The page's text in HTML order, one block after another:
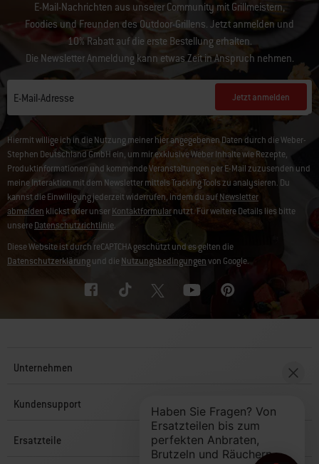
E-Mail-Nachrichten aus unserer Community mit Grillmeistern,
Foodies und Freunden des Outdoor-Grillens. Jetzt anmelden und
10% Rabatt auf die erste Bestellung erhalten.
Die Newsletter Anmeldung kann etwas Zeit in Anspruch nehmen.
E-Mail-Adresse Jetzt anmelden
Hiermit willige ich in die Nutzung meiner hier angegebenen Daten durch die Weber-
Stephen Deutschland GmbH ein, um mir exklusive Weber Inhalte wie Rezepte,
Produktinformationen und kommende Veranstaltungen per E-Mail zuzusenden und
meine Interaktion mit dem Newsletter mittels Tracking Tools zu analysieren. Du
kannst die Einwilligung jederzeit widerrufen, indem du aufNewsletter
abmelden klickst oder unserKontaktformularnutzt. Für weitere Details lies bitte
unsereDatenschutzrichtlinie.
Diese Website ist durch reCAPTCHA geschützt und es gelten die
Datenschutzerklärungund dieNutzungsbedingungenvon Google.
Unternehmen
Kundensupport
Ersatzteile